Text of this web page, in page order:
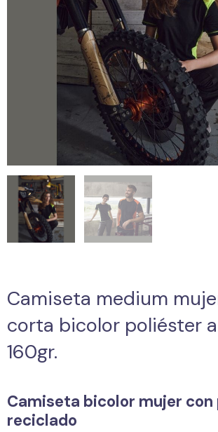
Camiseta medium
corta bicolor poliéster
160gr.
Camiseta bicolor mujer
reciclado